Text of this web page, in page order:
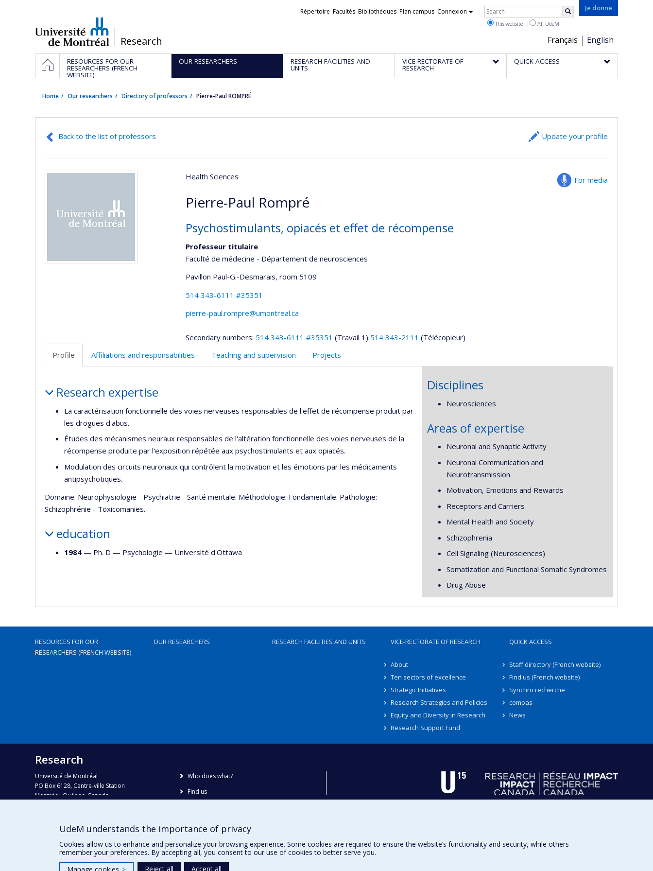
/Research
Je donne
Choix
de
la
Français English
Liens
Répertoire Facultés Bibliothèques Plan campus Connexion Rechercher
This website All UdeM
Navigation
principale
HOMERESOURCES FOR OUR
RESEARCHERS (FRENCH
WEBSITE)
OUR RESEARCHERS RESEARCH FACILITIES AND
UNITS
VICE-RECTORATE OF
RESEARCH
QUICK ACCESS
Home Our researchers Directory of professors Pierre-Paul ROMPRÉ
Back to the list of professors Update your profile
For media
Health Sciences
Pierre-Paul Rompré
Psychostimulants, opiacés et effet de récompense
Professeur titulaire
Faculté de médecine - Département de neurosciences
Pavillon Paul-G.-Desmarais, room 5109
514 343-6111 #35351
pierre-paul.rompre@umontreal.ca
Secondary numbers: 514 343-6111 #35351 (Travail 1) 514 343-2111 (Télécopieur)
Profile
Affiliations and responsabilities Teaching and supervision Projects
Research expertise
La caractérisation fonctionnelle des voies nerveuses responsables de l'effet de récompense produit par
les drogues d'abus.
Études des mécanismes neuraux responsables de l'altération fonctionnelle des voies nerveuses de la
récompense produite par l'exposition répétée aux psychostimulants et aux opiacés.
Modulation des circuits neuronaux qui contrôlent la motivation et les émotions par les médicaments
antipsychotiques.
Domaine: Neurophysiologie - Psychiatrie - Santé mentale. Méthodologie: Fondamentale. Pathologie:
Schizophrénie - Toxicomanies.
education
1984 — Ph. D — Psychologie — Université d'Ottawa
Disciplines
Neurosciences
Areas of expertise
Neuronal and Synaptic Activity
Neuronal Communication and
Neurotransmission
Motivation, Emotions and Rewards
Receptors and Carriers
Mental Health and Society
Schizophrenia
Cell Signaling (Neurosciences)
Somatization and Functional Somatic Syndromes
Drug Abuse
RESOURCES FOR OUR
RESEARCHERS (FRENCH WEBSITE)
OUR RESEARCHERS RESEARCH FACILITIES AND UNITS VICE-RECTORATE OF RESEARCH
About
Ten sectors of excellence
Strategic Initiatives
Research Strategies and Policies
Equity and Diversity in Research
Research Support Fund
QUICK ACCESS
Staff directory (French website)
Find us (French website)
Synchro recherche
compas
News
Research
Université de Montréal
PO Box 6128, Centre-ville Station
Montréal, Québec, Canada
Phone : 514 343-6111, #38492
recherche@umontreal.ca
Who does what?
Find us
UdeM understands the importance of privacy
Cookies allow us to enhance and personalize your browsing experience. Some cookies are required to ensure the website’s functionality and security, while others
remember your preferences. By accepting all, you consent to our use of cookies to better serve you.
Reject all Accept all